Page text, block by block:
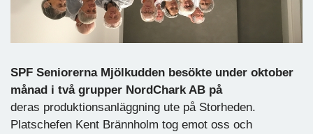
SPF Seniorerna Mjölkudden besökte under oktober
månad i två grupper NordChark AB på
deras produktionsanläggning ute på Storheden.
Platschefen Kent Brännholm tog emot oss och